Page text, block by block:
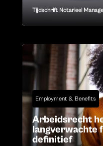
Tijdschrift Notarieel
Employment & Benefits
Arbeidsrecht
langverwachte
definitief